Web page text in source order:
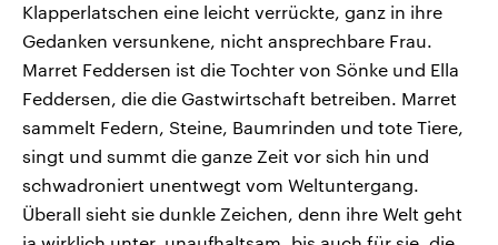
Klapperlatschen eine leicht verrückte, ganz in ihre
Gedanken versunkene, nicht ansprechbare Frau.
Marret Feddersen ist die Tochter von Sönke und Ella
Feddersen, die die Gastwirtschaft betreiben. Marret
sammelt Federn, Steine, Baumrinden und tote Tiere,
singt und summt die ganze Zeit vor sich hin und
schwadroniert unentwegt vom Weltuntergang.
Überall sieht sie dunkle Zeichen, denn ihre Welt geht